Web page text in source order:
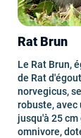
Rat Brun
Le Rat Brun,
de Rat
norvegicus,
robuste, avec
jusqu'à 25
omnivore,